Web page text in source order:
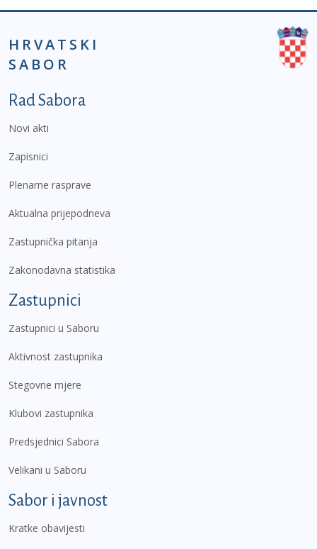
HRVATSKI
SABOR
Podnožje prvi izbornik
Rad Sabora
Novi akti
Zapisnici
Plenarne rasprave
Aktualna prijepodneva
Zastupnička pitanja
Zakonodavna statistika
Zastupnici
Zastupnici u Saboru
Aktivnost zastupnika
Stegovne mjere
Klubovi zastupnika
Predsjednici Sabora
Velikani u Saboru
Sabor i javnost
Kratke obavijesti